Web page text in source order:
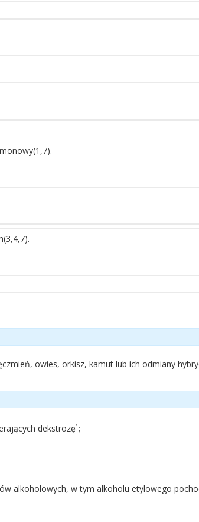
owies, orkisz, kamut lub ich odmiany
dekstrozę¹;
alkoholowych, w tym alkoholu etylowego